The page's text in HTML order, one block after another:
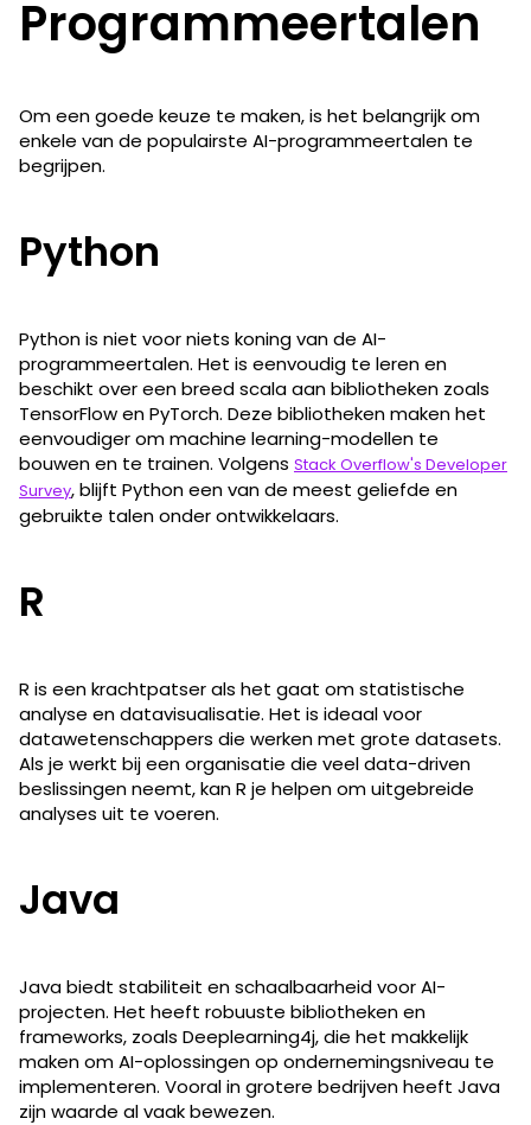
Programmeertalen​
Om een goede keuze te maken, is het belangrijk om
enkele van de populairste AI-programmeertalen​ te
begrijpen.
Python
Python is niet voor niets koning van de AI-
programmeertalen​. Het is eenvoudig te leren en
beschikt over een breed scala aan bibliotheken zoals
TensorFlow en PyTorch. Deze bibliotheken maken het
eenvoudiger om machine learning-modellen te
bouwen en te trainen. Volgens Stack Overflow's Developer
Survey, blijft Python een van de meest geliefde en
gebruikte talen onder ontwikkelaars.
R
R is een krachtpatser als het gaat om statistische
analyse en datavisualisatie. Het is ideaal voor
datawetenschappers die werken met grote datasets.
Als je werkt bij een organisatie die veel data-driven
beslissingen neemt, kan R je helpen om uitgebreide
analyses uit te voeren.
Java
Java biedt stabiliteit en schaalbaarheid voor AI-
projecten. Het heeft robuuste bibliotheken en
frameworks, zoals Deeplearning4j, die het makkelijk
maken om AI-oplossingen op ondernemingsniveau te
implementeren. Vooral in grotere bedrijven heeft Java
zijn waarde al vaak bewezen.